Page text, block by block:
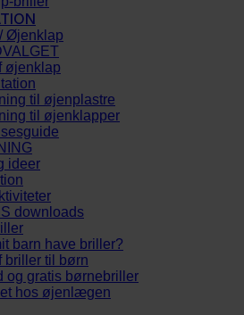
Øjenklap
øjenklap
til øjenplastre
til øjenklapper
ideer
downloads
barn have briller?
briller til børn
og gratis børnebriller
hos øjenlægen